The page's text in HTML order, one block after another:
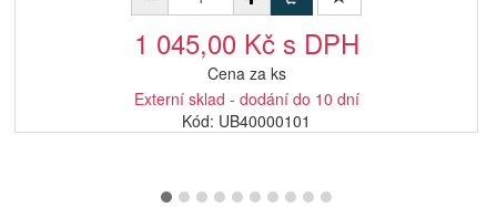
1 045,00 Kč s DPH
Cena za ks
Externí sklad - dodání do 10 dní
Kód: UB40000101